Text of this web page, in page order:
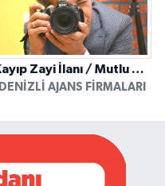
Kayıp Zayi İlanı / Mutlu Ajans / Denizli
DENIZLI AJANS FIRMALARI